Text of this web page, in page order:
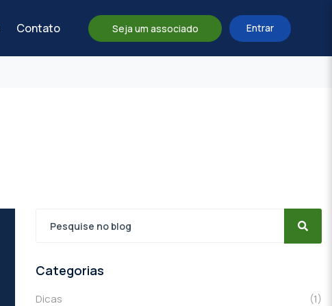
Contato Seja um associado Entrar
Categorias
Dicas
(1)